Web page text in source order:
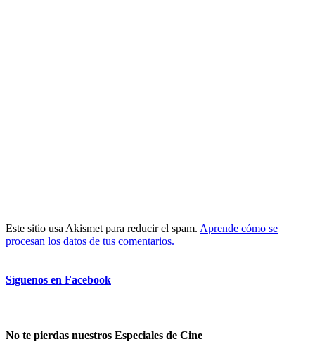
Este sitio usa Akismet para reducir el spam. Aprende cómo se
procesan los datos de tus comentarios.
Síguenos en Facebook
No te pierdas nuestros Especiales de Cine